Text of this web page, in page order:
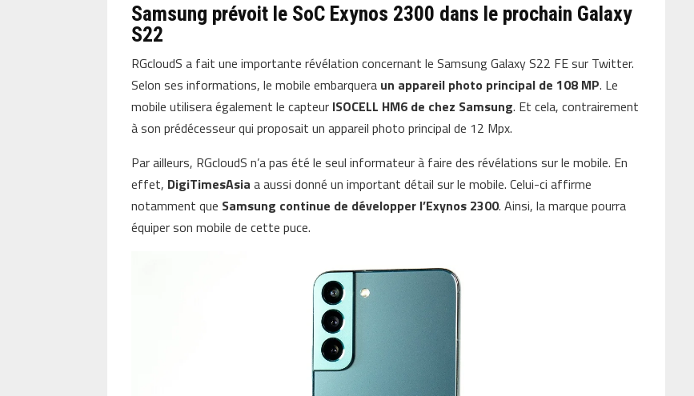
Samsung prévoit le SoC Exynos 2300 dans le prochain Galaxy
S22
RGcloudS a fait une importante révélation concernant le Samsung Galaxy S22 FE sur Twitter.
Selon ses informations, le mobile embarquera un appareil photo principal de 108 MP. Le
mobile utilisera également le capteur ISOCELL HM6 de chez Samsung. Et cela, contrairement
à son prédécesseur qui proposait un appareil photo principal de 12 Mpx.
Par ailleurs, RGcloudS n’a pas été le seul informateur à faire des révélations sur le mobile. En
effet, DigiTimesAsia a aussi donné un important détail sur le mobile. Celui-ci affirme
notamment que Samsung continue de développer l’Exynos 2300. Ainsi, la marque pourra
équiper son mobile de cette puce.